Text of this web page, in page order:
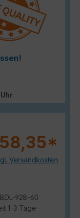
Versandkosten
928-60
1-3 Tage